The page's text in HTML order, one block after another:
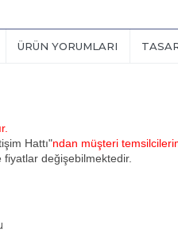
ÜRÜN YORUMLARI
Hattı"ndan müşteri
değişebilmektedir.